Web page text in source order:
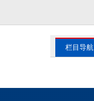
栏目导航